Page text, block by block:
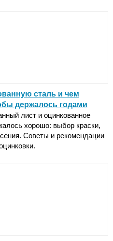
сталь и чем
держалось годами
лист и оцинкованное
хорошо: выбор краски,
Советы и рекомендации